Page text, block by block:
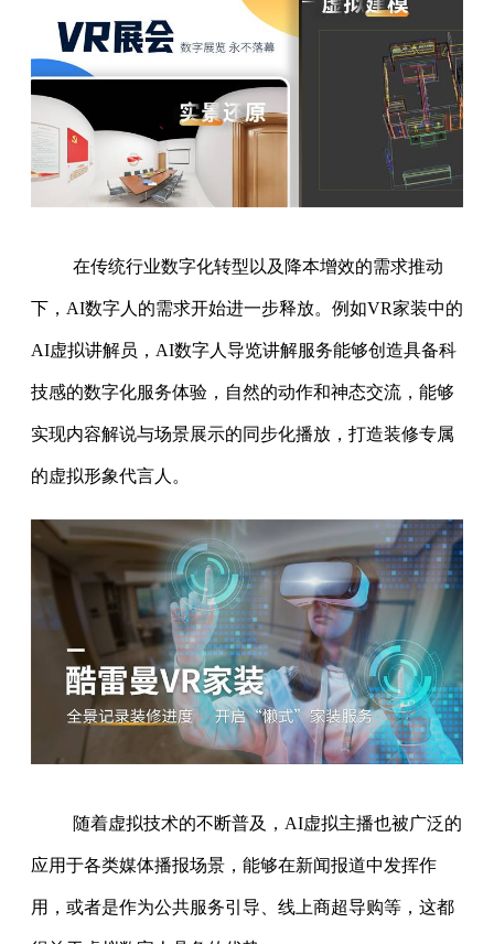
在传统行业数字化转型以及降本增效的需求推动
下，AI数字人的需求开始进一步释放。例如VR家装中的
AI虚拟讲解员，AI数字人导览讲解服务能够创造具备科
技感的数字化服务体验，自然的动作和神态交流，能够
实现内容解说与场景展示的同步化播放，打造装修专属
的虚拟形象代言人。
随着虚拟技术的不断普及，AI虚拟主播也被广泛的
应用于各类媒体播报场景，能够在新闻报道中发挥作
用，或者是作为公共服务引导、线上商超导购等，这都